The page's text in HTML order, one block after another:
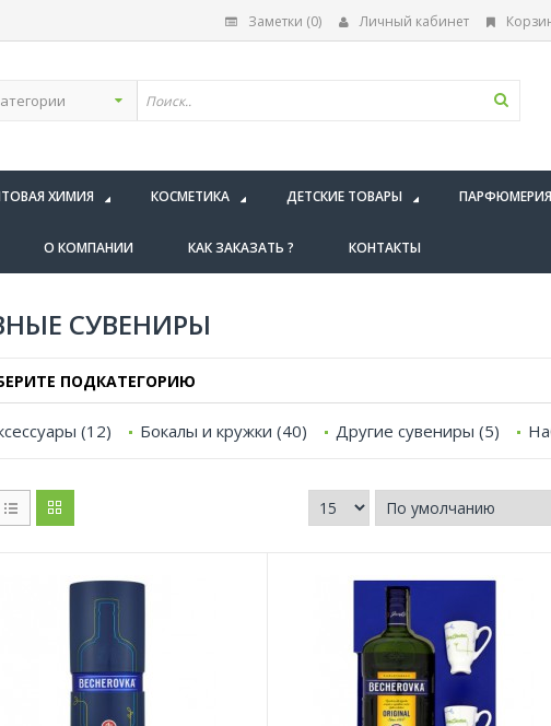
Заметки (0) Личный кабинет
ХИМИЯ КОСМЕТИКА ДЕТСКИЕ ТОВАРЫ ПАРФЮМЕРИЯ
О КОМПАНИИ КАК ЗАКАЗАТЬ ? КОНТАКТЫ
СУВЕНИРЫ
ПОДКАТЕГОРИЮ
(12) Бокалы и кружки (40) Другие сувениры (5)